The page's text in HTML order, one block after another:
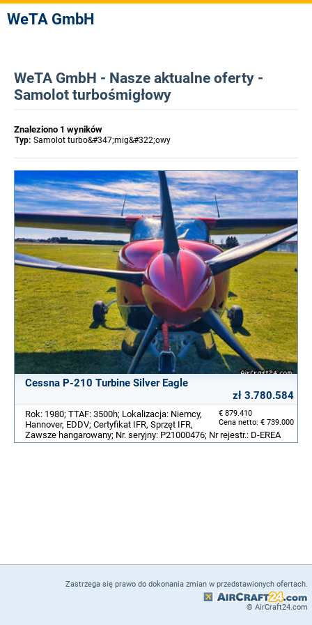
WeTA GmbH
WeTA GmbH - Nasze aktualne oferty -
Samolot turbośmigłowy
Znaleziono 1 wyników
Typ: Samolot turbo&#347;mig&#322;owy
Cessna P-210 Turbine Silver Eagle
zł 3.780.584
€ 879.410
Cena netto: € 739.000
Rok: 1980; TTAF: 3500h; Lokalizacja: Niemcy,
Hannover, EDDV; Certyfikat IFR, Sprzęt IFR,
Zawsze hangarowany; Nr. seryjny: P21000476; Nr rejestr.: D-EREA
Zastrzega się prawo do dokonania zmian w przedstawionych ofertach.
© AirCraft24.com